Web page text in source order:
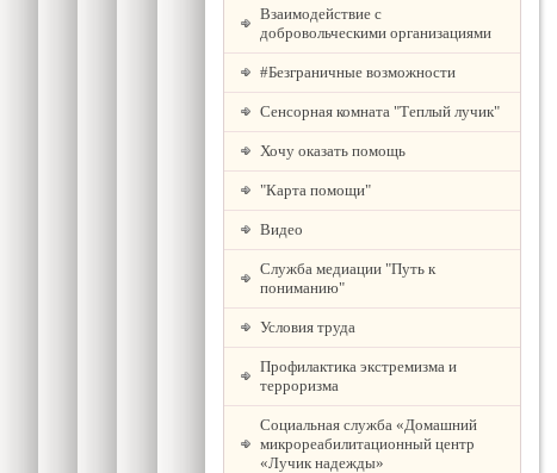
Взаимодействие с
добровольческими организациями
#Безграничные возможности
Сенсорная комната "Теплый лучик"
Хочу оказать помощь
"Карта помощи"
Видео
Служба медиации "Путь к
пониманию"
Условия труда
Профилактика экстремизма и
терроризма
Социальная служба «Домашний
микрореабилитационный центр
«Лучик надежды»